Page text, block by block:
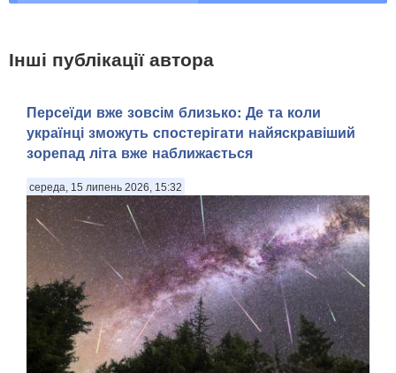
Інші публікації автора
Персеїди вже зовсім близько: Де та коли
українці зможуть спостерігати найяскравіший
зорепад літа вже наближається
середа, 15 липень 2026, 15:32